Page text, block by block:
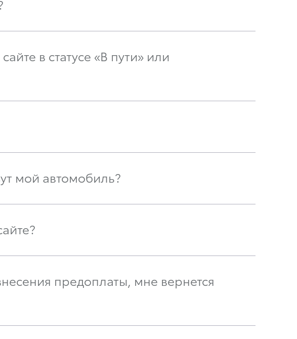
в статусе «В пути» или
мой автомобиль?
предоплаты, мне вернется